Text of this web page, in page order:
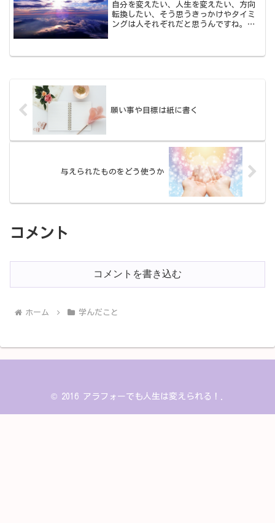
自分を変えたい、人生を変えたい、方向
転換したい、そう思うきっかけやタイミ
ングは人それぞれだと思うんですね。２
願い事や目標は紙に書く
与えられたものをどう使うか
コメント
コメントを書き込む
ホーム 学んだこと
© 2016 アラフォーでも人生は変えられる！.